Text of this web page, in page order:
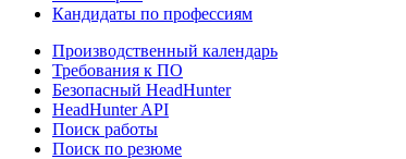
Кандидаты по профессиям
Производственный календарь
Требования к ПО
Безопасный HeadHunter
HeadHunter API
Поиск работы
Поиск по резюме